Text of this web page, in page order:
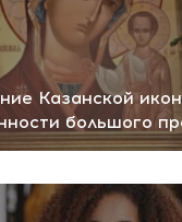
Казанской
большого